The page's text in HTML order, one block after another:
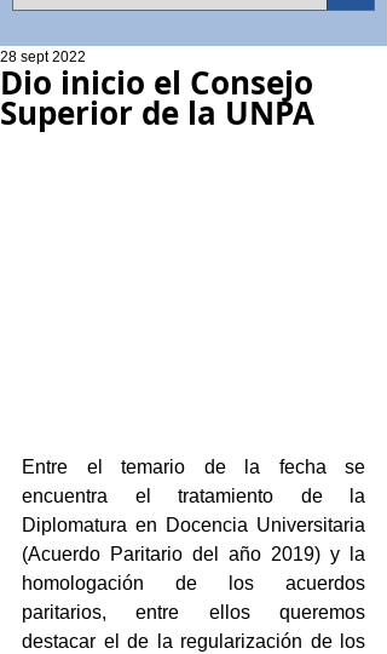
Dio inicio el Consejo
Superior de la UNPA
28 sept 2022
Entre el temario de la fecha se
encuentra el tratamiento de la
Diplomatura en Docencia Universitaria
(Acuerdo Paritario del año 2019) y la
homologación de los acuerdos
paritarios, entre ellos queremos
destacar el de la regularización de los